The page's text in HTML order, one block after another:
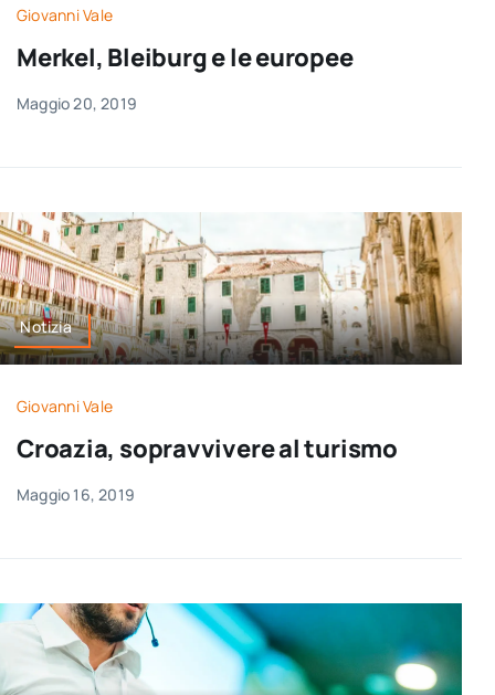
Giovanni Vale
Merkel, Bleiburg e le europee
Maggio 20, 2019
Notizia
Giovanni Vale
Croazia, sopravvivere al turismo
Maggio 16, 2019